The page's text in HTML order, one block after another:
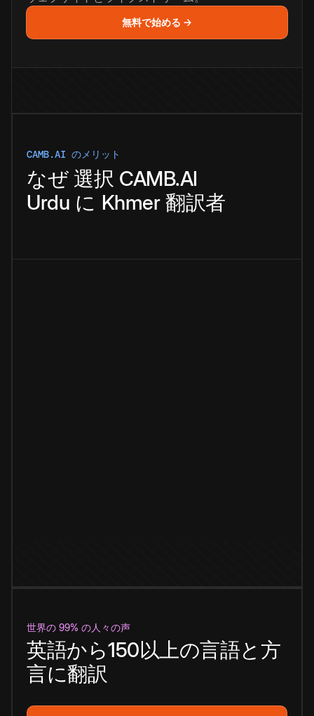
無料で始める →
CAMB.AI のメリット
なぜ 選択 CAMB.AI
Urdu に Khmer 翻訳者
世界の 99% の人々の声
英語から150以上の言語と方
言に翻訳